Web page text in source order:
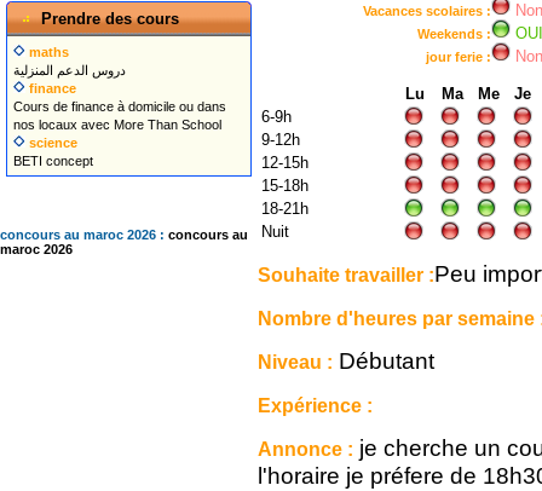
Prendre des cours
maths
دروس الدعم المنزلية
finance
Cours de finance à domicile ou dans
nos locaux avec More Than School
science
BETI concept
concours au maroc 2026 : concours au
maroc 2026
Vacances scolaires :
Non
Weekends : OUI
jour ferie : Non
Lu Ma Me
Je
6-9h
9-12h
12-15h
15-18h
18-21h
Nuit
Souhaite travailler :Peu
Nombre d'heures par semaine
Niveau : Débutant
Expérience :
Annonce : je cherche un
l'horaire je préfere de